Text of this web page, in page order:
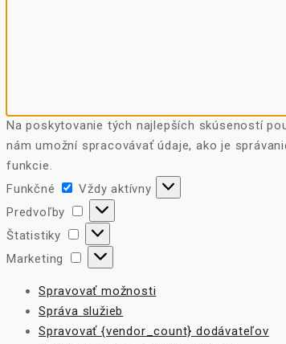
Na poskytovanie tých najlepších skúseností
nám umožní spracovávať údaje, ako je
funkcie.
Funkčné
Funkčné
Vždy aktívny
Predvoľby
Predvoľby
Štatistiky
Štatistiky
Marketing
Marketing
Spravovať možnosti
Správa služieb
Spravovať {vendor_count} dodávateľov